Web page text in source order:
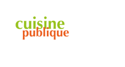
contenu